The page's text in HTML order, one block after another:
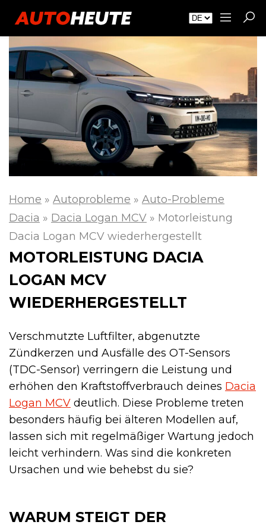
Home » Autoprobleme » Auto-Probleme
Dacia » Dacia Logan MCV » Motorleistung
Dacia Logan MCV wiederhergestellt
MOTORLEISTUNG DACIA
LOGAN MCV
WIEDERHERGESTELLT
Verschmutzte Luftfilter, abgenutzte
Zündkerzen und Ausfälle des OT-Sensors
(TDC-Sensor) verringern die Leistung und
erhöhen den Kraftstoffverbrauch deines Dacia
Logan MCV deutlich. Diese Probleme treten
besonders häufig bei älteren Modellen auf,
lassen sich mit regelmäßiger Wartung jedoch
leicht verhindern. Was sind die konkreten
Ursachen und wie behebst du sie?
WARUM STEIGT DER